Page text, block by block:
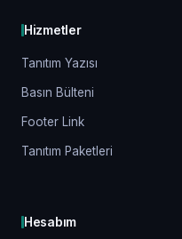
Hizmetler
Tanıtım Yazısı
Basın Bülteni
Footer Link
Tanıtım Paketleri
Hesabım